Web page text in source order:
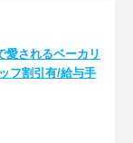
愛されるベーカリ
フ割引有/給与手